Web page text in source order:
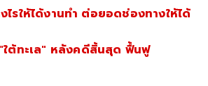
รให้ได้งานทำ ต่อยอดช่องทางให้ได้
ใต้ทะเล" หลังคดีสิ้นสุด ฟื้นฟู